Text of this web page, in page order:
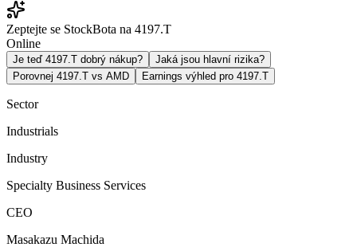
Zeptejte se StockBota na 4197.T
Online
Je teď 4197.T dobrý nákup?
Jaká jsou hlavní rizika?
Porovnej 4197.T vs AMD
Earnings výhled pro 4197.T
Sector
Industrials
Industry
Specialty Business Services
CEO
Masakazu Machida